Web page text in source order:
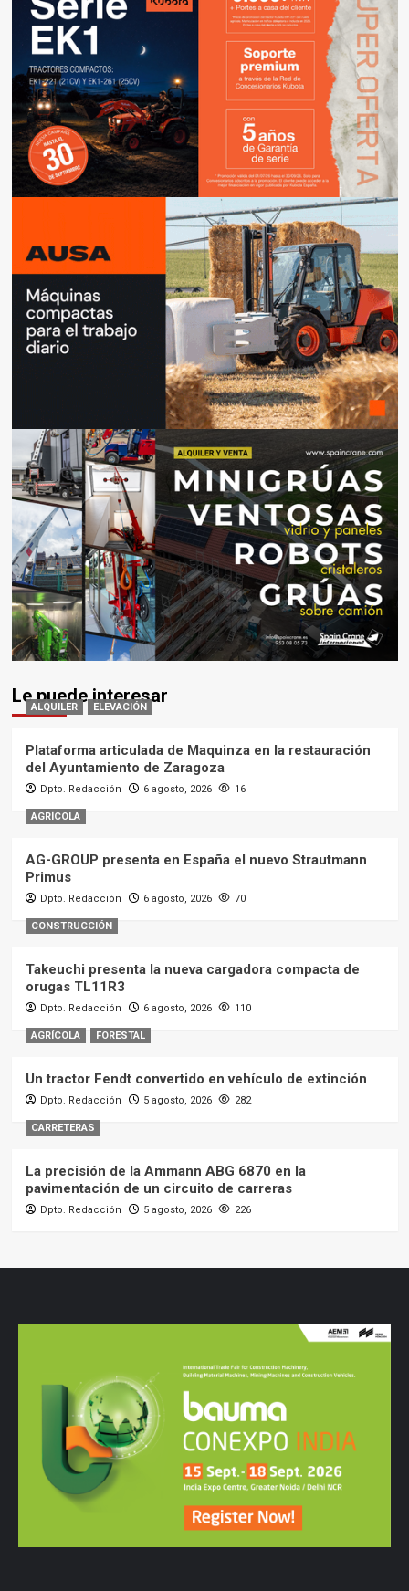
Le puede interesar
ALQUILER ELEVACIÓN
Plataforma articulada de Maquinza en la restauración
del Ayuntamiento de Zaragoza
Dpto. Redacción 6 agosto, 2026 16
AGRÍCOLA
AG-GROUP presenta en España el nuevo Strautmann
Primus
Dpto. Redacción 6 agosto, 2026 70
CONSTRUCCIÓN
Takeuchi presenta la nueva cargadora compacta de
orugas TL11R3
Dpto. Redacción 6 agosto, 2026 110
AGRÍCOLA FORESTAL
Un tractor Fendt convertido en vehículo de extinción
Dpto. Redacción 5 agosto, 2026 282
CARRETERAS
La precisión de la Ammann ABG 6870 en la
pavimentación de un circuito de carreras
Dpto. Redacción 5 agosto, 2026 226